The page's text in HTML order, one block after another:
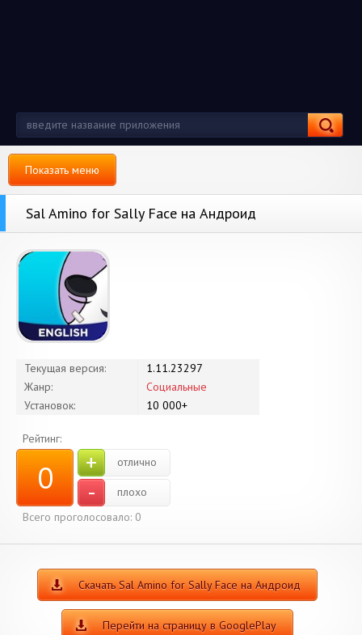
Показать меню
Sal Amino for Sally Face на Андроид
Текущая версия:
1.11.23297
Жанр:
Социальные
Установок:
10 000+
Рейтинг:
0 + отлично
-
плохо
Всего проголосовало: 0
Скачать Sal Amino for Sally Face на Андроид
Перейти на страницу в GooglePlay